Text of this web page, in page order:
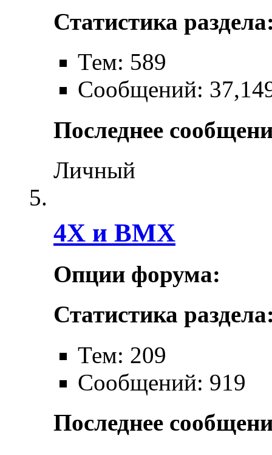
Статистика
Тем: 589
Сообщений:
Последнее
Личный
4X и BMX
Опции форума:
Статистика
Тем: 209
Сообщений: 919
Последнее